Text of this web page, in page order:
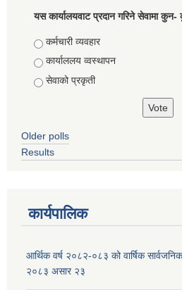
यस कार्यालयवाट प्रदान गरिने सेवामा कुन-
Choices
कर्मचारी व्यवहार
कार्याललय व्वस्थापन
सेवाको प्रकृती
Older polls
Results
कार्यपालिक
आर्थिक वर्ष २०८२-०८३ को वार्षिक
२०८३ असार २३